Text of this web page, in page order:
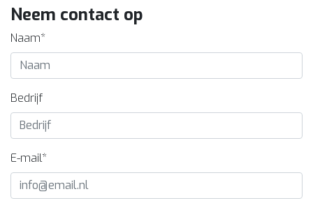
Neem contact op
Naam*
Bedrijf
E-mail*